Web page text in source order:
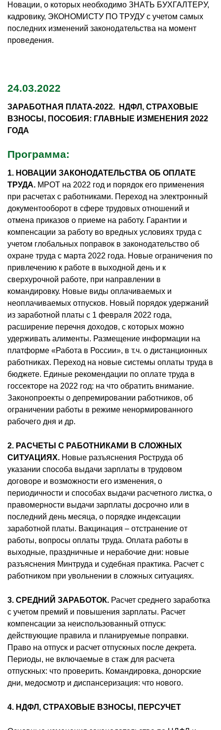
Новации, о которых необходимо ЗНАТЬ БУХГАЛТЕРУ,
кадровику, ЭКОНОМИСТУ ПО ТРУДУ с учетом самых
последних изменений законодательства на момент
проведения.
24.03.2022
ЗАРАБОТНАЯ ПЛАТА-2022.
НДФЛ, СТРАХОВЫЕ
ВЗНОСЫ, ПОСОБИЯ: ГЛАВНЫЕ ИЗМЕНЕНИЯ 2022
ГОДА
Программа:
1. НОВАЦИИ ЗАКОНОДАТЕЛЬСТВА ОБ ОПЛАТЕ
ТРУДА. МРОТ на 2022 год и порядок его применения
при расчетах с работниками. Переход на электронный
документооборот в сфере трудовых отношений и
отмена приказов о приеме на работу. Гарантии и
компенсации за работу во вредных условиях труда с
учетом глобальных поправок в законодательство об
охране труда с марта 2022 года. Новые ограничения по
привлечению к работе в выходной день и к
сверхурочной работе, при направлении в
командировку. Новые виды оплачиваемых и
неоплачиваемых отпусков. Новый порядок удержаний
из заработной платы с 1 февраля 2022 года,
расширение перечня доходов, с которых можно
удерживать алименты. Размещение информации на
платформе «Работа в России», в т.ч. о дистанционных
работниках. Переход на новые системы оплаты труда в
бюджете. Единые рекомендации по оплате труда в
госсекторе на 2022 год: на что обратить внимание.
Законопроекты о депремировании работников, об
ограничении работы в режиме ненормированного
рабочего дня и др.
2. РАСЧЕТЫ С РАБОТНИКАМИ В СЛОЖНЫХ
СИТУАЦИЯХ. Новые разъяснения Роструда об
указании способа выдачи зарплаты в трудовом
договоре и возможности его изменения, о
периодичности и способах выдачи расчетного листка, о
правомерности выдачи зарплаты досрочно или в
последний день месяца, о порядке индексации
заработной платы. Вакцинация – отстранение от
работы, вопросы оплаты труда. Оплата работы в
выходные, праздничные и нерабочие дни: новые
разъяснения Минтруда и судебная практика. Расчет с
работником при увольнении в сложных ситуациях.
3. СРЕДНИЙ ЗАРАБОТОК. Расчет среднего заработка
с учетом премий и повышения зарплаты. Расчет
компенсации за неиспользованный отпуск:
действующие правила и планируемые поправки.
Право на отпуск и расчет отпускных после декрета.
Периоды, не включаемые в стаж для расчета
отпускных: что проверить. Командировка, донорские
дни, медосмотр и диспансеризация: что нового.
4. НДФЛ, СТРАХОВЫЕ ВЗНОСЫ, ПЕРСУЧЕТ